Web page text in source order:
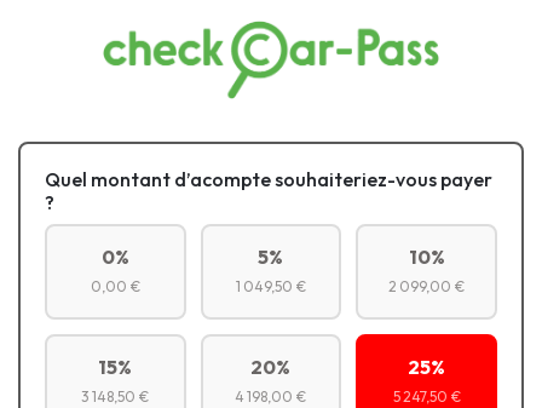
Quel montant d’acompte souhaiteriez-vous payer
?
0%
0,00 €
5%
1 049,50 €
10%
2 099,00 €
15%
3 148,50 €
20%
4 198,00 €
25%
5 247,50 €